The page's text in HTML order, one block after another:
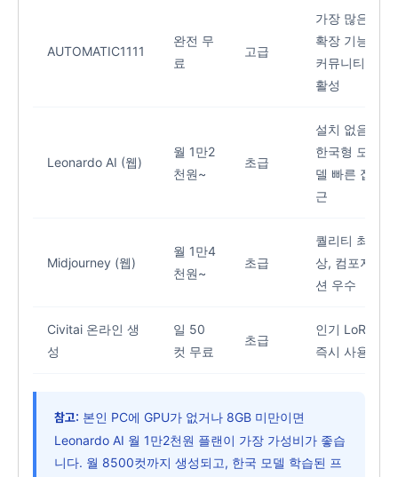
AUTOMATIC1111
완전 무
료
고급
가장 많은
확장 기능,
커뮤니티
활성
Leonardo AI (웹)
월 1만2
천원~
초급
설치 없음,
한국형 모
델 빠른 접
근
Midjourney (웹)
월 1만4
천원~
초급
퀄리티 최
상, 컴포지
션 우수
Civitai 온라인 생
성
일 50
컷 무료
초급
인기 LoRA
즉시 사용
참고: 본인 PC에 GPU가 없거나 8GB 미만이면
Leonardo AI 월 1만2천원 플랜이 가장 가성비가 좋습
니다. 월 8500컷까지 생성되고, 한국 모델 학습된 프